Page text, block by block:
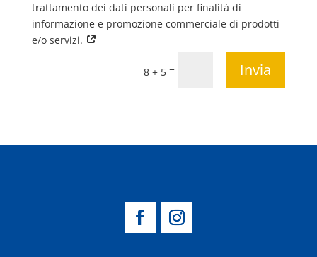
trattamento dei dati personali per finalità di
informazione e promozione commerciale di prodotti
e/o servizi.
8 + 5 = Invia